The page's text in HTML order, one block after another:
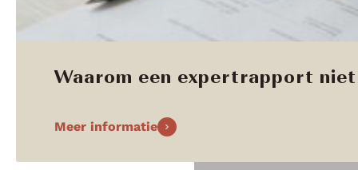
Waarom een expertrapport
Meer informatie